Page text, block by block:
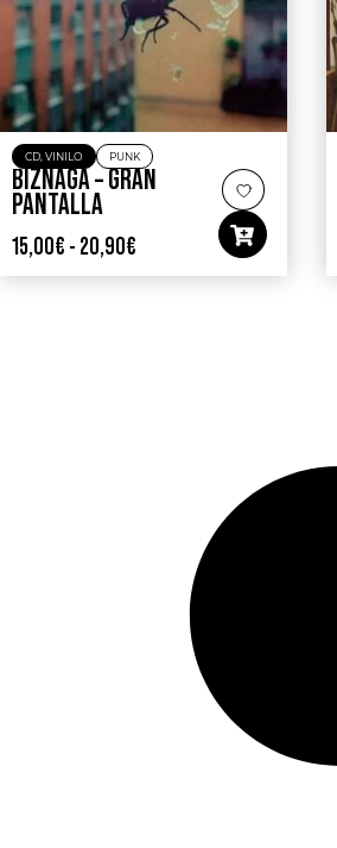
CD, VINILO PUNK
BIZNAGA – GRAN
PANTALLA
15,00€ - 20,90€